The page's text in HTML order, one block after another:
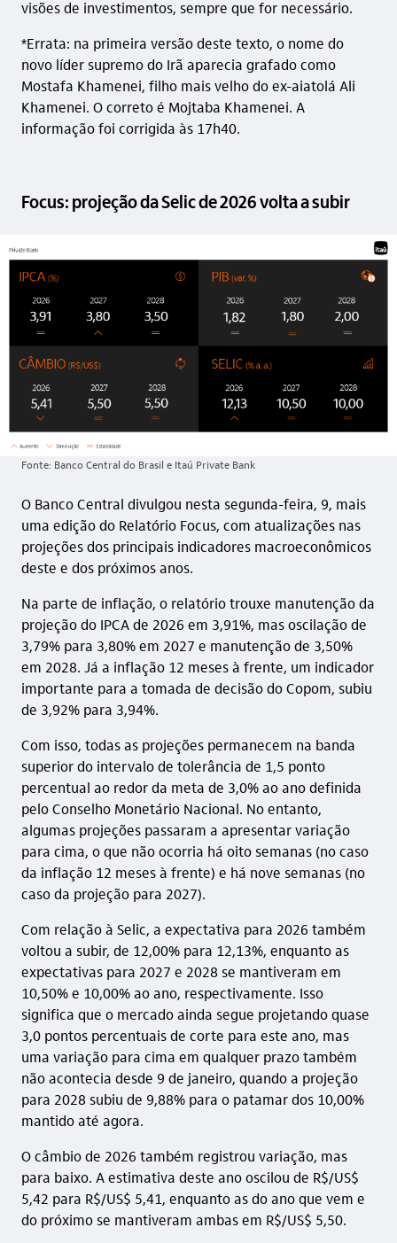
visões de investimentos, sempre que for necessário.
*Errata: na primeira versão deste texto, o nome do
novo líder supremo do Irã aparecia grafado como
Mostafa Khamenei, filho mais velho do ex-aiatolá Ali
Khamenei. O correto é Mojtaba Khamenei. A
informação foi corrigida às 17h40.
Focus: projeção da Selic de 2026 volta a subir
Fonte: Banco Central do Brasil e Itaú Private Bank
O Banco Central divulgou nesta segunda-feira, 9, mais
uma edição do Relatório Focus, com atualizações nas
projeções dos principais indicadores macroeconômicos
deste e dos próximos anos.
Na parte de inflação, o relatório trouxe manutenção da
projeção do IPCA de 2026 em 3,91%, mas oscilação de
3,79% para 3,80% em 2027 e manutenção de 3,50%
em 2028. Já a inflação 12 meses à frente, um indicador
importante para a tomada de decisão do Copom, subiu
de 3,92% para 3,94%.
Com isso, todas as projeções permanecem na banda
superior do intervalo de tolerância de 1,5 ponto
percentual ao redor da meta de 3,0% ao ano definida
pelo Conselho Monetário Nacional. No entanto,
algumas projeções passaram a apresentar variação
para cima, o que não ocorria há oito semanas (no caso
da inflação 12 meses à frente) e há nove semanas (no
caso da projeção para 2027).
Com relação à Selic, a expectativa para 2026 também
voltou a subir, de 12,00% para 12,13%, enquanto as
expectativas para 2027 e 2028 se mantiveram em
10,50% e 10,00% ao ano, respectivamente. Isso
significa que o mercado ainda segue projetando quase
3,0 pontos percentuais de corte para este ano, mas
uma variação para cima em qualquer prazo também
não acontecia desde 9 de janeiro, quando a projeção
para 2028 subiu de 9,88% para o patamar dos 10,00%
mantido até agora.
O câmbio de 2026 também registrou variação, mas
para baixo. A estimativa deste ano oscilou de R$/US$
5,42 para R$/US$ 5,41, enquanto as do ano que vem e
do próximo se mantiveram ambas em R$/US$ 5,50.